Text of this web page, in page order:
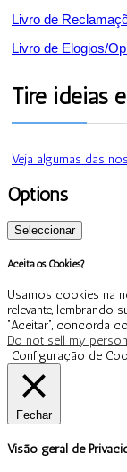
Livro de
Livro de Elogios/
Tire ideias
Veja algumas das
Options
Seleccionar
Aceita os Cookies?
Usamos cookies na
relevante, lembrando
“Aceitar”, concorda
Do not sell my
Configuração de
Fechar
Visão geral de